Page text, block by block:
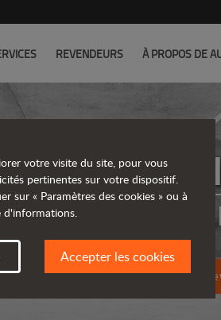
REVENDEURS À PROPOS DE
Demandez un
votre visite du site, pour vous
pertinentes sur votre dispositif.
sur « Paramètres des cookies » ou à
d'informations.
Accepter les cookies